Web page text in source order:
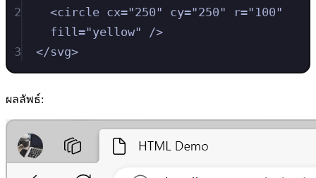
2
<circle cx="250" cy="250" r=" 100"
fill="yellow"
/>
3
</svg>
ผลลัพธ์: